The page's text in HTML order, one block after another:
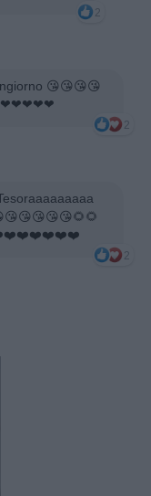
2
😘😘😘😘
2
2